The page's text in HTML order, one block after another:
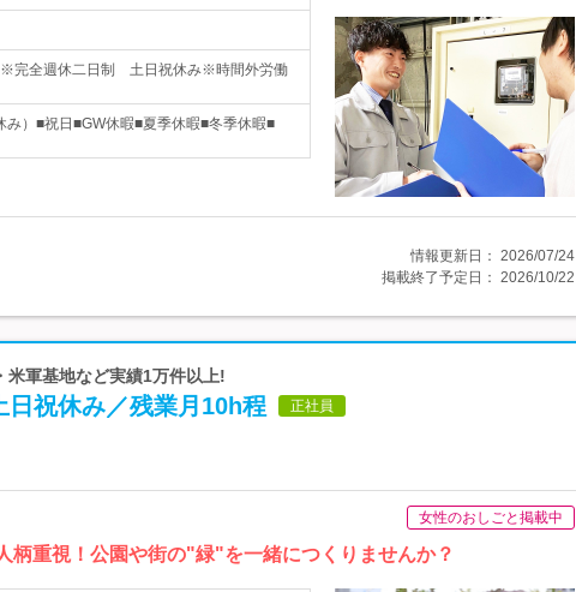
※完全週休二日制 土日祝休み※時間外労働
）■祝日■GW休暇■夏季休暇■冬季休暇■
情報更新日： 2026/07/24
掲載終了予定日： 2026/10/22
軍基地など実績1万件以上!
日祝休み／残業月10h程 正社員
女性のおしごと掲載中
柄重視！公園や街の"緑"を一緒につくりませんか？